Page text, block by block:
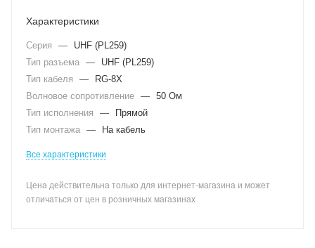
Характеристики
Серия —
UHF (PL259)
Тип разъема —
UHF (PL259)
Тип кабеля
—
RG-8X
Волновое сопротивление — 50 Ом
Тип исполнения
—
Прямой
Тип монтажа — На кабель
Все характеристики
Цена действительна только для интернет-магазина и может
отличаться от цен в розничных магазинах